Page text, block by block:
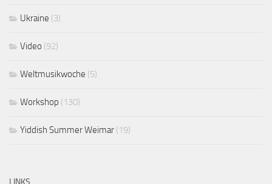
Ukraine (3)
Video (92)
Weltmusikwoche (5)
Workshop (130)
Yiddish Summer Weimar (19)
LINKS